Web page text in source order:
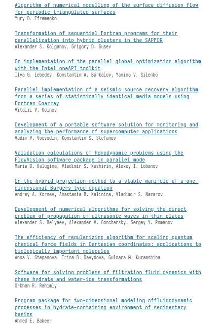
Algorithm of numerical modelling of the surface diffusion flow
for periodic triangulated surfaces
Yury D. Efremenko
Transformation of sequential Fortran programs for their
parallelization into hybrid clusters in the SAPFOR
Alexander S. Kolganov, Grigory D. Gusev
On implementation of the parallel global optimization algorithm
with the Intel oneAPI toolkit
Ilya G. Lebedev, Konstantin A. Barkalov, Yanina V. Silenko
Parallel implementation of a seismic source recovery algorithm
from a series of statistically identical media models using
Fortran Coarray
Vitalii V. Koinov
Development of a portable software solution for monitoring and
analyzing the performance of supercomputer applications
Vadim V. Voevodin, Konstantin S. Stefanov
Validation calculations of hemodynamic problems using the
FlowVision software package in parallel mode
Maria D. Kalugina, Vladimir S. Kashirin, Alexey I. Lobanov
On the hybrid projection method to a stable manifold of a one-
dimensional Burgers-type equation
Andrey A. Kornev, Anastasia B. Kalinina, Vladimir S. Nazarov
Development of numerical algorithms for solving the direct
problem of propagation of ultrasonic waves in thin plates
Alexander S. Belyaev, Alexander V. Goncharsky, Sergey Y. Romanov
The efficiency of regularizing algorithm for scaling quantum
chemical force fields in Cartesian coordinates: applications to
biologically important molecules
Anna V. Stepanova, Irina B. Davydova, Gulnara M. Kuramshina
Software for solving problems of filtration fluid dynamics with
phase hydrate and water-ice transformations
Orkhan R. Rahimly
Program package for two-dimensional modeling offluidodynamic
processes in hydrate-containing environment of sedimentary
basins
Ahmed E. Bakeer